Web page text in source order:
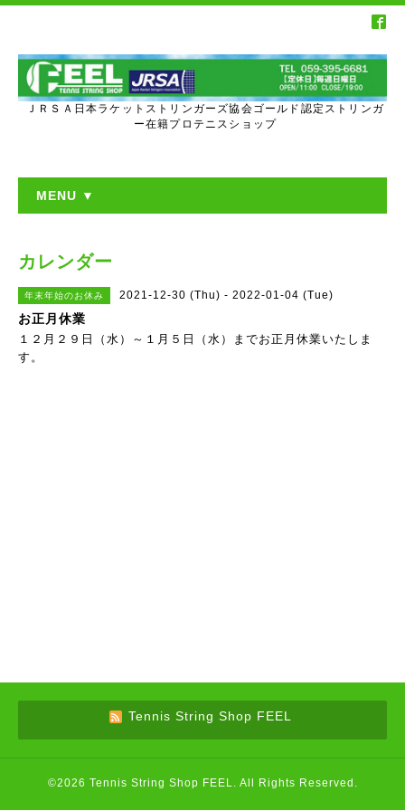
ＪＲＳＡ日本ラケットストリンガーズ協会ゴールド認定ストリンガ
ー在籍プロテニスショップ
MENU ▼
カレンダー
年末年始のお休み 2021-12-30 (Thu) - 2022-01-04 (Tue)
お正月休業
１２月２９日（水）～１月５日（水）までお正月休業いたしま
す。
Tennis String Shop FEEL
©2026 Tennis String Shop FEEL. All Rights Reserved.